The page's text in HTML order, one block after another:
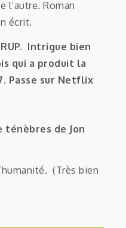
l’autre. Roman
écrit.
Intrigue bien
qui a produit la
Passe sur Netflix
ténèbres de Jon
(Très bien